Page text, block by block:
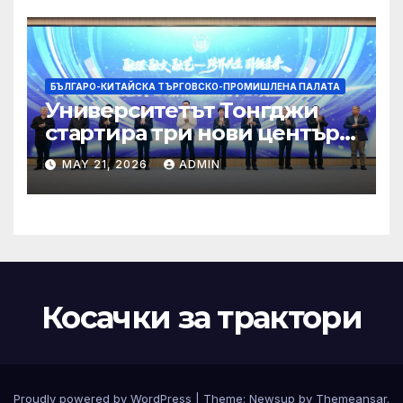
БЪЛГАРО-КИТАЙСКА ТЪРГОВСКО-ПРОМИШЛЕНА ПАЛАТА
Университетът Тонгджи
стартира три нови центъра
за обучение
MAY 21, 2026 ADMIN
Косачки за трактори
Proudly powered by WordPress Theme: Newsup by Themeansar.